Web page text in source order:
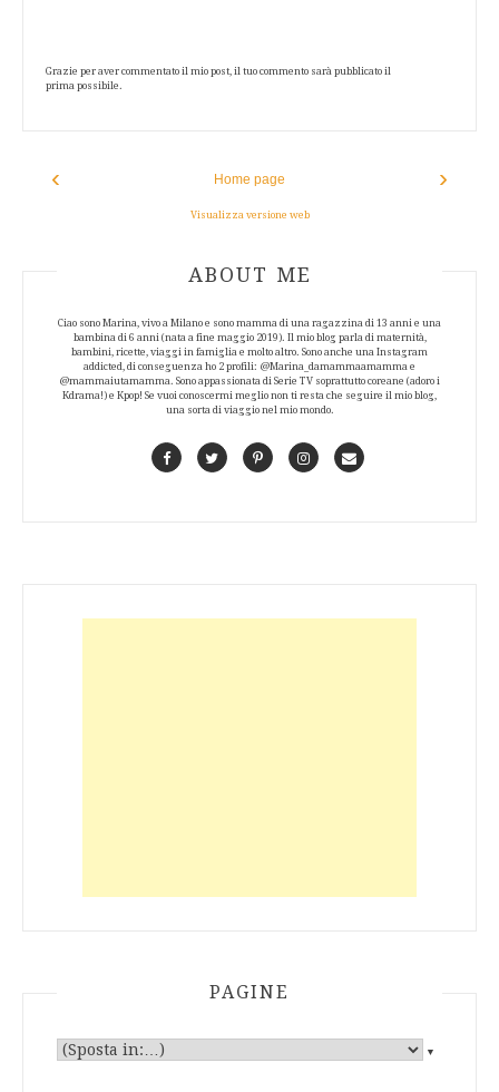
Grazie per aver commentato il mio post, il tuo commento sarà pubblicato il
prima possibile.
‹ ›
Home page
Visualizza versione web
ABOUT AUTHOR
ABOUT ME
Ciao sono Marina, vivo a Milano e sono mamma di una ragazzina di 13 anni e una
bambina di 6 anni (nata a fine maggio 2019). Il mio blog parla di maternità,
bambini, ricette, viaggi in famiglia e molto altro. Sono anche una Instagram
addicted, di conseguenza ho 2 profili: @Marina_damammaamamma e
@mammaiutamamma. Sono appassionata di Serie TV soprattutto coreane (adoro i
Kdrama!) e Kpop! Se vuoi conoscermi meglio non ti resta che seguire il mio blog,
una sorta di viaggio nel mio mondo.
FacebookTwitterPinterestInstagramContact
PAGINE
▼